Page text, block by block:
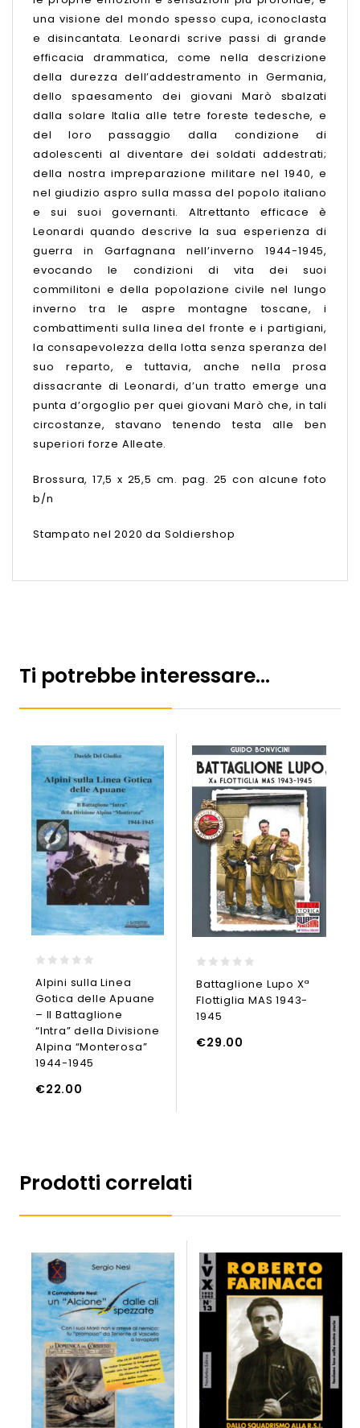
una visione del mondo spesso cupa, iconoclasta
e disincantata. Leonardi scrive passi di grande
efficacia drammatica, come nella descrizione
della durezza dell’addestramento in Germania,
dello spaesamento dei giovani Marò sbalzati
dalla solare Italia alle tetre foreste tedesche, e
del loro passaggio dalla condizione di
adolescenti al diventare dei soldati addestrati;
della nostra impreparazione militare nel 1940, e
nel giudizio aspro sulla massa del popolo italiano
e sui suoi governanti. Altrettanto efficace è
Leonardi quando descrive la sua esperienza di
guerra in Garfagnana nell’inverno 1944-1945,
evocando le condizioni di vita dei suoi
commilitoni e della popolazione civile nel lungo
inverno tra le aspre montagne toscane, i
combattimenti sulla linea del fronte e i partigiani,
la consapevolezza della lotta senza speranza del
suo reparto, e tuttavia, anche nella prosa
dissacrante di Leonardi, d’un tratto emerge una
punta d’orgoglio per quei giovani Marò che, in tali
circostanze, stavano tenendo testa alle ben
superiori forze Alleate.
Brossura, 17,5 x 25,5 cm. pag. 25 con alcune foto
b/n
Stampato nel 2020 da Soldiershop
Ti potrebbe interessare…
out
of
Alpini sulla Linea
Gotica delle Apuane
– Il Battaglione
“Intra” della Divisione
Alpina “Monterosa”
1944-1945
€22.00
out
of
5
Battaglione Lupo Xª
Flottiglia MAS 1943-
1945
€29.00
AL CARRELLO
Prodotti correlati